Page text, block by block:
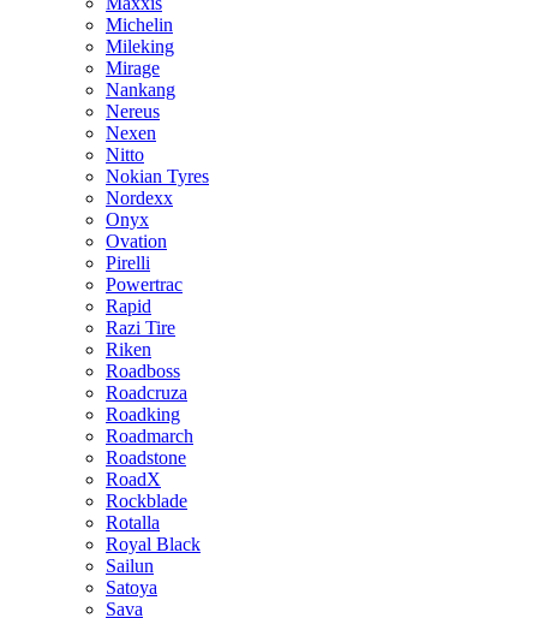
Michelin
Mileking
Mirage
Nankang
Nereus
Nexen
Nitto
Nokian Tyres
Nordexx
Onyx
Ovation
Pirelli
Powertrac
Rapid
Razi Tire
Riken
Roadboss
Roadcruza
Roadking
Roadmarch
Roadstone
RoadX
Rockblade
Rotalla
Royal Black
Sailun
Satoya
Sava